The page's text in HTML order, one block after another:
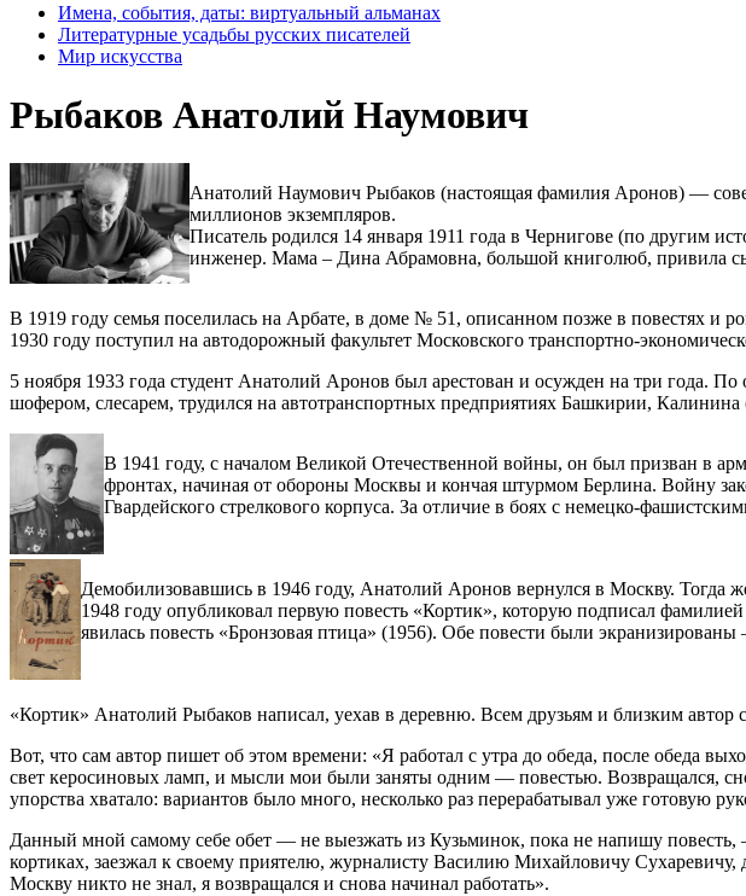
Имена, события, даты: виртуальный альманах
Литературные усадьбы русских писателей
Мир искусства
Рыбаков Анатолий Наумович
Анатолий Наумович Рыбаков (настоящая фамилия Аронов) —
миллионов экземпляров.
Писатель родился 14 января 1911 года в Чернигове (по другим
инженер. Мама – Дина Абрамовна, большой книголюб, привила
В 1919 году семья поселилась на Арбате, в доме № 51, описанном позже в повестях
1930 году поступил на автодорожный факультет Московского транспортно-
5 ноября 1933 года студент Анатолий Аронов был арестован и осужден на три года.
шофером, слесарем, трудился на автотранспортных предприятиях Башкирии, Калинина
В 1941 году, с началом Великой Отечественной войны, он был призван в
фронтах, начиная от обороны Москвы и кончая штурмом Берлина. Войну
Гвардейского стрелкового корпуса. За отличие в боях с немецко-
Демобилизовавшись в 1946 году, Анатолий Аронов вернулся в Москву. Тогда
1948 году опубликовал первую повесть «Кортик», которую подписал
явилась повесть «Бронзовая птица» (1956). Обе повести были
«Кортик» Анатолий Рыбаков написал, уехав в деревню. Всем друзьям и близким автор
Вот, что сам автор пишет об этом времени: «Я работал с утра до обеда, после обеда
свет керосиновых ламп, и мысли мои были заняты одним — повестью. Возвращался,
упорства хватало: вариантов было много, несколько раз перерабатывал уже готовую
Данный мной самому себе обет — не выезжать из Кузьминок, пока не напишу
кортиках, заезжал к своему приятелю, журналисту Василию Михайловичу
Москву никто не знал, я возвращался и снова начинал работать».